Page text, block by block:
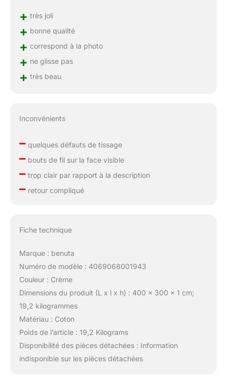
+ très joli
+ bonne qualité
+ correspond à la photo
+ ne glisse pas
+ très beau
Inconvénients
–quelques défauts de tissage
–bouts de fil sur la face visible
–trop clair par rapport à la description
–retour compliqué
Fiche technique
Marque : benuta
Numéro de modèle : 4069068001943
Couleur : Crème
Dimensions du produit (L x l x h) : 400 x 300 x 1 cm;
19,2 kilogrammes
Matériau : Coton
Poids de l’article : 19,2 Kilograms
Disponibilité des pièces détachées : Information
indisponible sur les pièces détachées